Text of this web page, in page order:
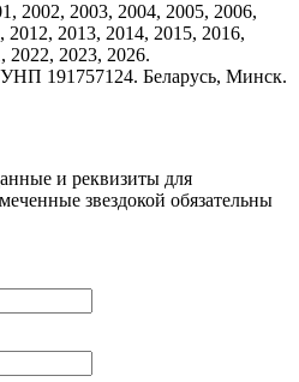
2002, 2003, 2004, 2005, 2006,
2012, 2013, 2014, 2015, 2016,
2022, 2023, 2026.
191757124. Беларусь, Минск.
и реквизиты для
звездокой обязательны